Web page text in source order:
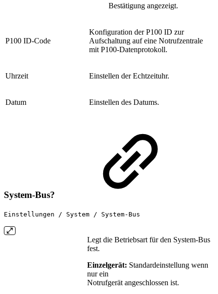
Bestätigung angezeigt.
P100 ID-Code
Konfiguration der P100 ID zur
Aufschaltung auf eine Notrufzentrale
mit P100-Datenprotokoll.
Uhrzeit Einstellen der Echtzeituhr.
Datum Einstellen des Datums.
System-Bus?
Einstellungen / System / System-Bus
Legt die Betriebsart für den System-Bus
fest.
Einzelgerät: Standardeinstellung wenn
nur ein
Notrufgerät angeschlossen ist.